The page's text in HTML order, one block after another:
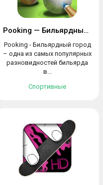
Pooking — Бильярдный город
Pooking - Бильярдный город
– одна из самых популярных
разновидностей бильярда
в...
Спортивные